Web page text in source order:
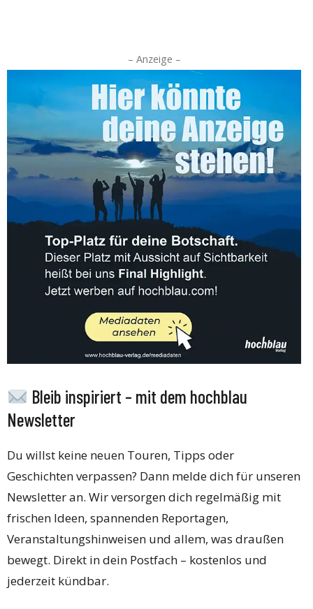
– Anzeige –
Bleib inspiriert – mit dem hochblau
Newsletter
Du willst keine neuen Touren, Tipps oder
Geschichten verpassen? Dann melde dich für unseren
Newsletter an. Wir versorgen dich regelmäßig mit
frischen Ideen, spannenden Reportagen,
Veranstaltungshinweisen und allem, was draußen
bewegt. Direkt in dein Postfach – kostenlos und
jederzeit kündbar.